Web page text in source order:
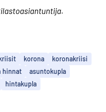
korona
koronakriisi
hinnat
asuntokupla
hintakupla